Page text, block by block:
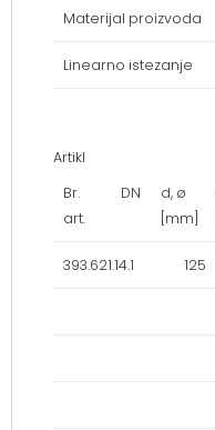
Materijal proizvoda
Linearno istezanje
Artikl
Br.
art.
DN
d, ø
[mm]
393.621.14.1